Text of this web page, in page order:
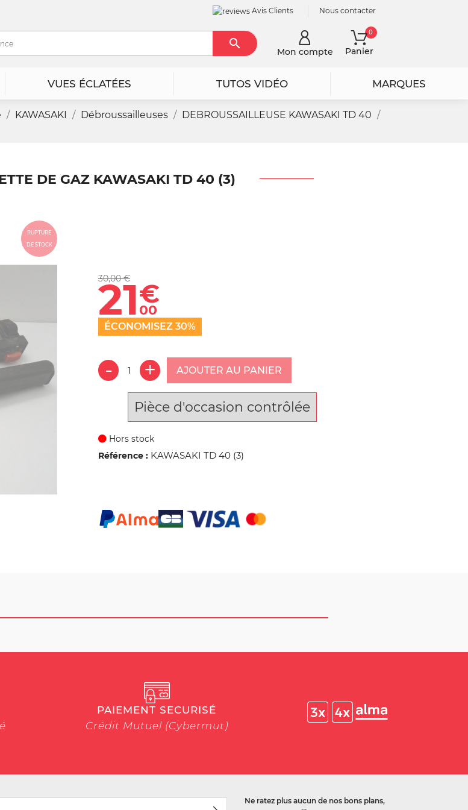
Avis Clients Nous contacter
RechercherMon compte Panier
0
VUES ÉCLATÉES TUTOS VIDÉO MARQUES
KAWASAKI Débroussailleuses
DEBROUSSAILLEUSE KAWASAKI TD 40
DE GAZ KAWASAKI TD 40 (3)
RUPTURE
DE STOCK
30,00 €
21€
00
ÉCONOMISEZ 30%
AJOUTER AU PANIER
Pièce d'occasion contrôlée
Hors stock
Référence : KAWASAKI TD 40 (3)
PAIEMENT SECURISÉ
Crédit Mutuel (Cybermut)
Ne ratez plus aucun de nos bons plans,